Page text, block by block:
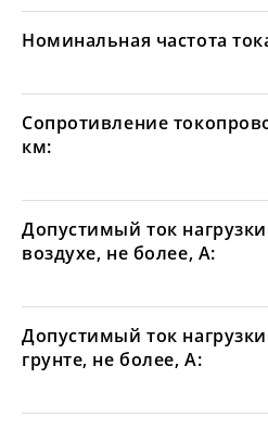
Номинальная частота
Сопротивление
км:
Допустимый ток
воздухе, не более, А:
Допустимый ток
грунте, не более, А: